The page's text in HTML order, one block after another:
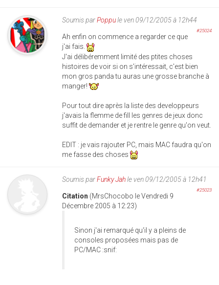
Soumis parPoppule ven 09/12/2005 à 12h44
#25024
Ah enfin on commence a regarder ce que
j'ai fais.
J'ai délibéremment limité des ptites choses
histoires de voir si on s'intéressait, c'est bien
mon gros panda tu auras une grosse branche à
manger!
Pour tout dire après la liste des developpeurs
j'avais la flemme de fill les genres de jeux donc
suffit de demander et je rentre le genre qu'on veut.
EDIT : je vais rajouter PC, mais MAC faudra qu'on
me fasse des choses
Soumis parFunky Jahle ven 09/12/2005 à 12h41
#25023
Citation (MrsChocobo le Vendredi 9
Décembre 2005 à 12:23)
Sinon j'ai remarqué qu'il y a pleins de
consoles proposées mais pas de
PC/MAC :snif: